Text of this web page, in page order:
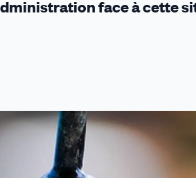
face à cette